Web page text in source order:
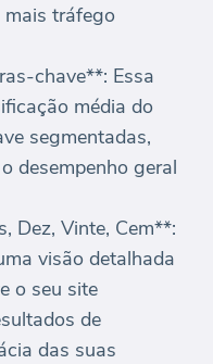
mais tráfego
chave**: Essa
média do
segmentadas,
desempenho geral
Dez, Vinte, Cem**:
visão detalhada
o seu site
de
das suas